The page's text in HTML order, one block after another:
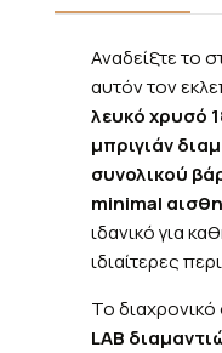
Αναδείξτε το
αυτόν τον
λευκό χρυσό
μπριγιάν
συνολικού
minimal
ιδανικό για
ιδιαίτερες
Το διαχρονικό
LAB